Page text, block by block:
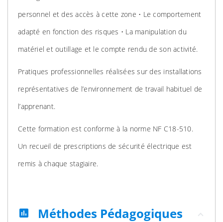
personnel et des accès à cette zone • Le comportement
adapté en fonction des risques • La manipulation du
matériel et outillage et le compte rendu de son activité.
Pratiques professionnelles réalisées sur des installations
représentatives de l’environnement de travail habituel de
l’apprenant.
Cette formation est conforme à la norme NF C18-510.
Un recueil de prescriptions de sécurité électrique est
remis à chaque stagiaire.
assessment Méthodes Pédagogiques